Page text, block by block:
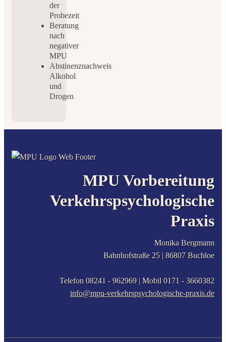
der
Probezeit
Beratung
nach
negativer
MPU
Abstinenznachweis
Alkohol
und
Drogen
MPU Vorbereitung
Verkehrspsychologische
Praxis
Monika Bergmann
Bahnhofstraße 25 | 86807Buchloe
Telefon 08241 - 962969| Mobil 0171 - 3660382
info@mpu-verkehrspsychologische-praxis.de